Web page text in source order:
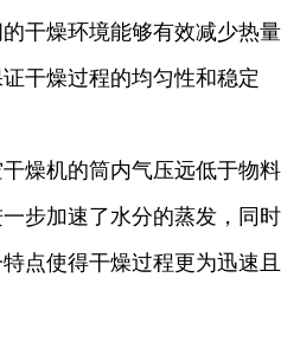
干燥环境能够有效减少热量
干燥过程的均匀性和稳定
燥机的筒内气压远低于物料
步加速了水分的蒸发，同时
点使得干燥过程更为迅速且